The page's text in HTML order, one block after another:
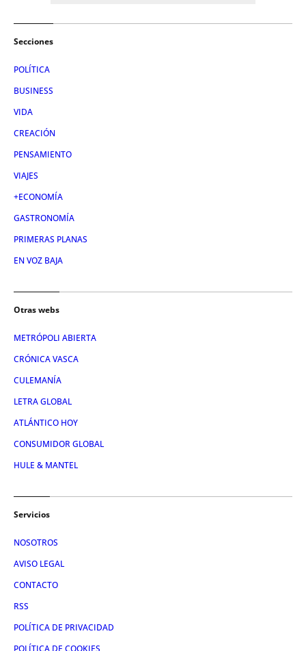
Secciones
POLÍTICA
BUSINESS
VIDA
CREACIÓN
PENSAMIENTO
VIAJES
+ECONOMÍA
GASTRONOMÍA
PRIMERAS PLANAS
EN VOZ BAJA
Otras webs
METRÓPOLI ABIERTA
CRÓNICA VASCA
CULEMANÍA
LETRA GLOBAL
ATLÁNTICO HOY
CONSUMIDOR GLOBAL
HULE & MANTEL
Servicios
NOSOTROS
AVISO LEGAL
CONTACTO
RSS
POLÍTICA DE PRIVACIDAD